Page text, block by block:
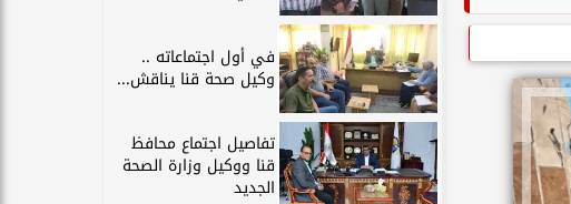
في أول اجتماعاته ..
وكيل صحة قنا يناقش...
تفاصيل اجتماع محافظ
قنا ووكيل وزارة الصحة
الجديد